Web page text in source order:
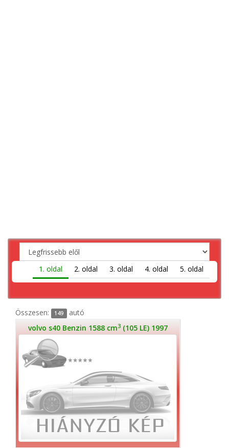
1. oldal 2. oldal 3. oldal 4. oldal 5. oldal
Összesen: 149 autó
volvo s40 Benzin 1588 cm3(105 LE) 1997